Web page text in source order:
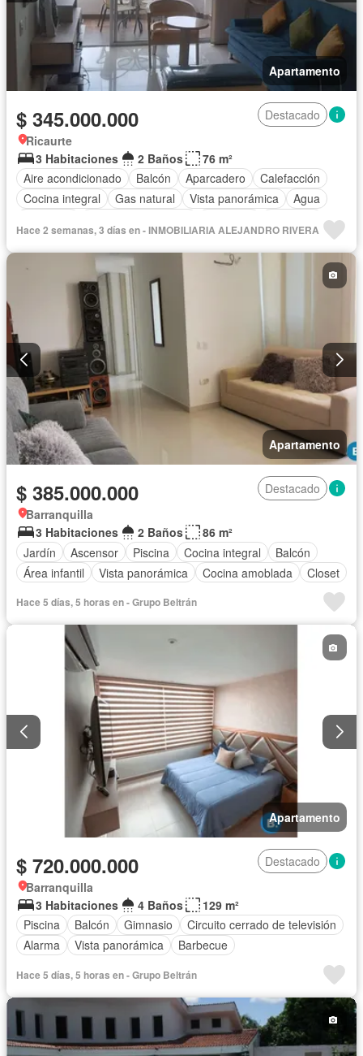
Apartamento
$ 345.000.000
Destacado
Ricaurte
3 Habitaciones
2 Baños
76 m²
Aire acondicionado
Balcón Aparcadero
Calefacción
Cocina integral
Gas natural Vista panorámica
Agua
Piscina
Hace 2 semanas, 3 días en - INMOBILIARIA ALEJANDRO RIVERA
Apartamento
$ 385.000.000
Destacado
Barranquilla
3 Habitaciones
2 Baños
86 m²
Jardín
Ascensor Piscina Cocina integral
Balcón
Área infantil
Vista panorámica Cocina amoblada Closet
Hace 5 días, 5 horas en - Grupo Beltrán
Apartamento
$ 720.000.000
Destacado
Barranquilla
3 Habitaciones
4 Baños
129 m²
Piscina
Balcón Gimnasio
Circuito cerrado de televisión
Alarma
Vista panorámica Barbecue
Hace 5 días, 5 horas en - Grupo Beltrán